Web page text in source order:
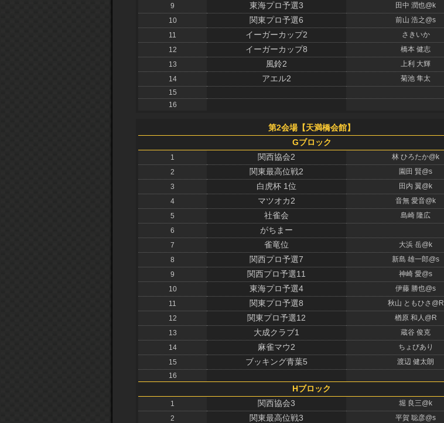
9
東海プロ予選3
田中 潤也@k
10
関東プロ予選6
前山 浩之@s
11
イーガーカップ2
さきいか
12
イーガーカップ8
橋本 健志
13
風鈴2
上利 大輝
14
アエル2
菊池 隼太
15
16
第2会場【天満橋会館】
Gブロック
1 関西協会2
林 ひろたか@k
2
関東最高位戦2
園田 賢@s
3
白虎杯 1位
田内 翼@k
4
マツオカ2
音無 愛音@k
5
社雀会
島崎 隆広
6
がちまー
7 雀竜位
大浜 岳@k
8
関西プロ予選7
新島 雄一郎@s
9
関西プロ予選11
神崎 愛@s
10
東海プロ予選4
伊藤 勝也@s
11
関東プロ予選8
秋山 ともひさ@R
12
関東プロ予選12
楢原 和人@R
13
大成クラブ1
蔵谷 俊克
14
麻雀マウ2
ちょびあり
15
ブッキング青葉5
渡辺 健太朗
16
Hブロック
1 関西協会3
堀 良三@k
2
関東最高位戦3 平賀 聡彦@s